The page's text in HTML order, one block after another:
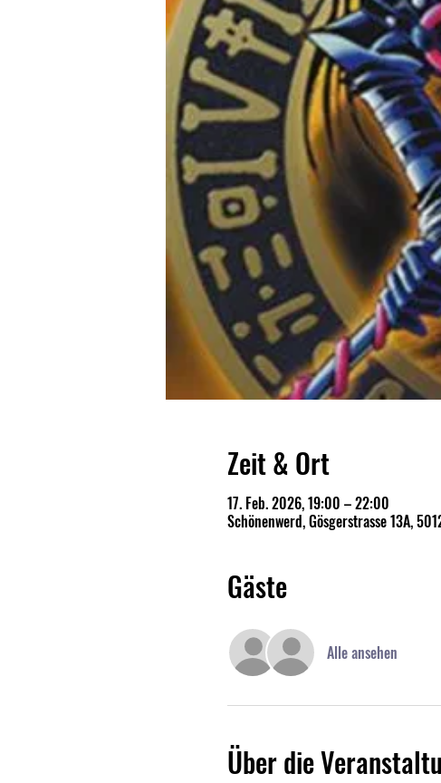
Zeit & Ort
17. Feb. 2026, 19:00 – 22:00
Schönenwerd, Gösgerstrasse 13A,
Gäste
Alle ansehen
Über die